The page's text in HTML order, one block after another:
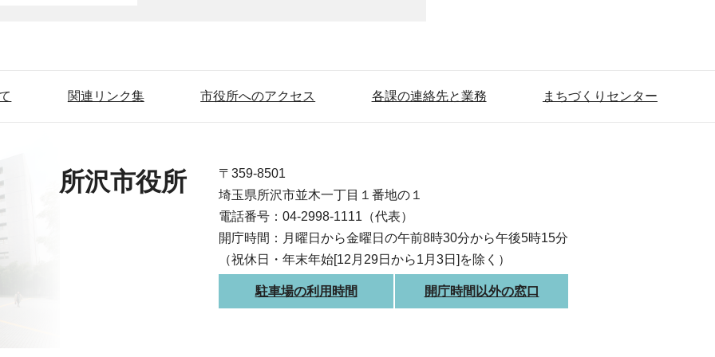
関連リンク集 市役所へのアクセス 各課の連絡先と業務 まちづくりセンター
所沢市役所
〒359-8501
埼玉県所沢市並木一丁目１番地の１
電話番号：04-2998-1111（代表）
開庁時間：月曜日から金曜日の午前8時30分から午後5時15分
（祝休日・年末年始[12月29日から1月3日]を除く）
駐車場の利用時間 開庁時間以外の窓口